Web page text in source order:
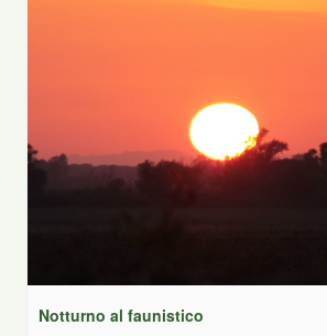
Notturno al faunistico